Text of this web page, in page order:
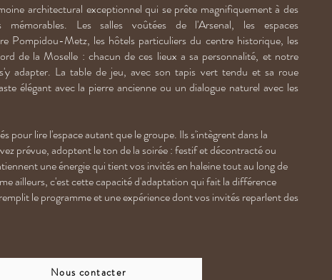
architectural exceptionnel qui se prête magnifiquement à des
mémorables. Les salles voûtées de l'Arsenal, les espaces
Pompidou-Metz, les hôtels particuliers du centre historique, les
de la Moselle : chacun de ces lieux a sa personnalité, et notre
adapter. La table de jeu, avec son tapis vert tendu et sa roue
élégant avec la pierre ancienne ou un dialogue naturel avec les
pour lire l'espace autant que le groupe. Ils s'intègrent dans la
prévue, adoptent le ton de la soirée : festif et décontracté ou
une énergie qui tient vos invités en haleine tout au long de
ailleurs, c'est cette capacité d'adaptation qui fait la différence
le programme et une expérience dont vos invités reparlent des
Nous contacter